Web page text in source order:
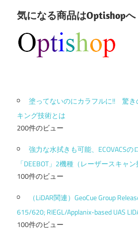
気になる商品はOptishopへ
塗ってないのにカラフルに!! 驚き
キング技術とは
200件のビュー
強力な水拭きも可能、ECOVACS
「DEEBOT」2機種（レーザースキャン
100件のビュー
（LiDAR関連）GeoCue Group
615/620; RIEGL/Applanix-based UAS
100件のビュー